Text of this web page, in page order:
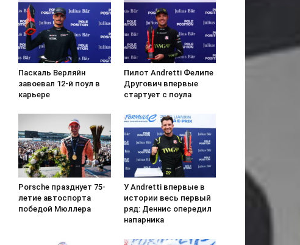
Паскаль Верляйн
завоевал 12-й поул в
карьере
Пилот Andretti Фелипе
Другович впервые
стартует с поула
Porsche празднует 75-
летие автоспорта
победой Мюллера
У Andretti впервые в
истории весь первый
ряд: Деннис опередил
напарника